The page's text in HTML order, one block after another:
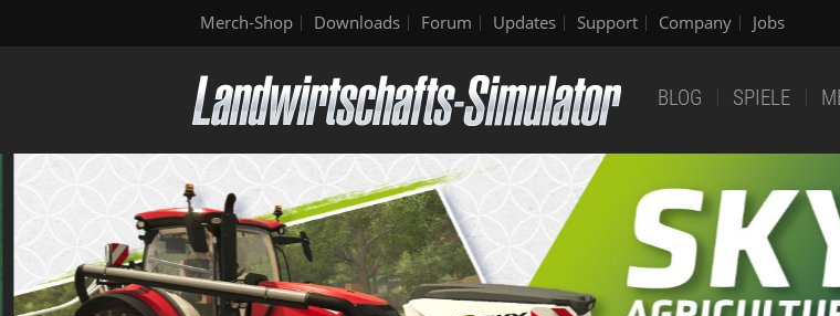
Merch-Shop Downloads Forum Updates Support Company Jobs
BLOG SPIELE